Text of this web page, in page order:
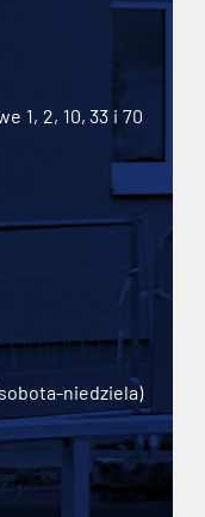
1, 2, 10, 33 i 70
niedziela)